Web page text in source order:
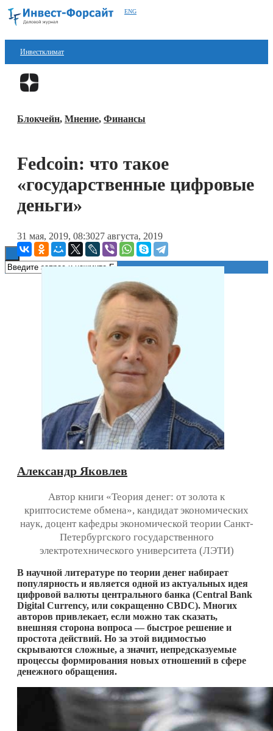
ENG
Инвестклимат
Финансы
Блокчейн
Блокчейн, Мнение, Финансы
Fedcoin: что такое
«государственные цифровые
деньги»
31 мая, 2019, 08:3027 августа, 2019
Александр Яковлев
Автор книги «Теория денег: от золота к
криптосистеме обмена», кандидат экономических
наук, доцент кафедры экономической теории Санкт-
Петербургского государственного
электротехнического университета (ЛЭТИ)
В научной литературе по теории денег набирает
популярность и является одной из актуальных идея
цифровой валюты центрального банка (Central Bank
Digital Currency, или сокращенно CBDC). Многих
авторов привлекает, если можно так сказать,
внешняя сторона вопроса — быстрое решение и
простота действий. Но за этой видимостью
скрываются сложные, а значит, непредсказуемые
процессы формирования новых отношений в сфере
денежного обращения.